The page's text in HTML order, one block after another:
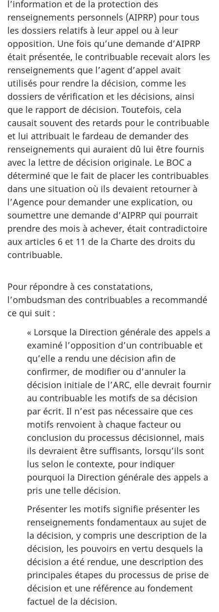
l’information et de la protection des
renseignements personnels (AIPRP) pour tous
les dossiers relatifs à leur appel ou à leur
opposition. Une fois qu’une demande d’AIPRP
était présentée, le contribuable recevait alors les
renseignements que l’agent d’appel avait
utilisés pour rendre la décision, comme les
dossiers de vérification et les décisions, ainsi
que le rapport de décision. Toutefois, cela
causait souvent des retards pour le contribuable
et lui attribuait le fardeau de demander des
renseignements qui auraient dû lui être fournis
avec la lettre de décision originale. Le BOC a
déterminé que le fait de placer les contribuables
dans une situation où ils devaient retourner à
l’Agence pour demander une explication, ou
soumettre une demande d’AIPRP qui pourrait
prendre des mois à achever, était contradictoire
aux articles 6 et 11 de la Charte des droits du
contribuable.
Pour répondre à ces constatations,
l’ombudsman des contribuables a recommandé
ce qui suit :
« Lorsque la Direction générale des appels a
examiné l’opposition d’un contribuable et
qu’elle a rendu une décision afin de
confirmer, de modifier ou d’annuler la
décision initiale de l’ARC, elle devrait fournir
au contribuable les motifs de sa décision
par écrit. Il n’est pas nécessaire que ces
motifs renvoient à chaque facteur ou
conclusion du processus décisionnel, mais
ils devraient être suffisants, lorsqu’ils sont
lus selon le contexte, pour indiquer
pourquoi la Direction générale des appels a
pris une telle décision.
Présenter les motifs signifie présenter les
renseignements fondamentaux au sujet de
la décision, y compris une description de la
décision, les pouvoirs en vertu desquels la
décision a été rendue, une description des
principales étapes du processus de prise de
décision et une référence au fondement
factuel de la décision.